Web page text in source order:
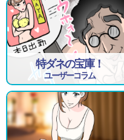
特ダネの宝庫！
ユーザーコラム